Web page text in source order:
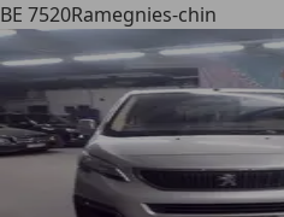
BE 7520Ramegnies-chin